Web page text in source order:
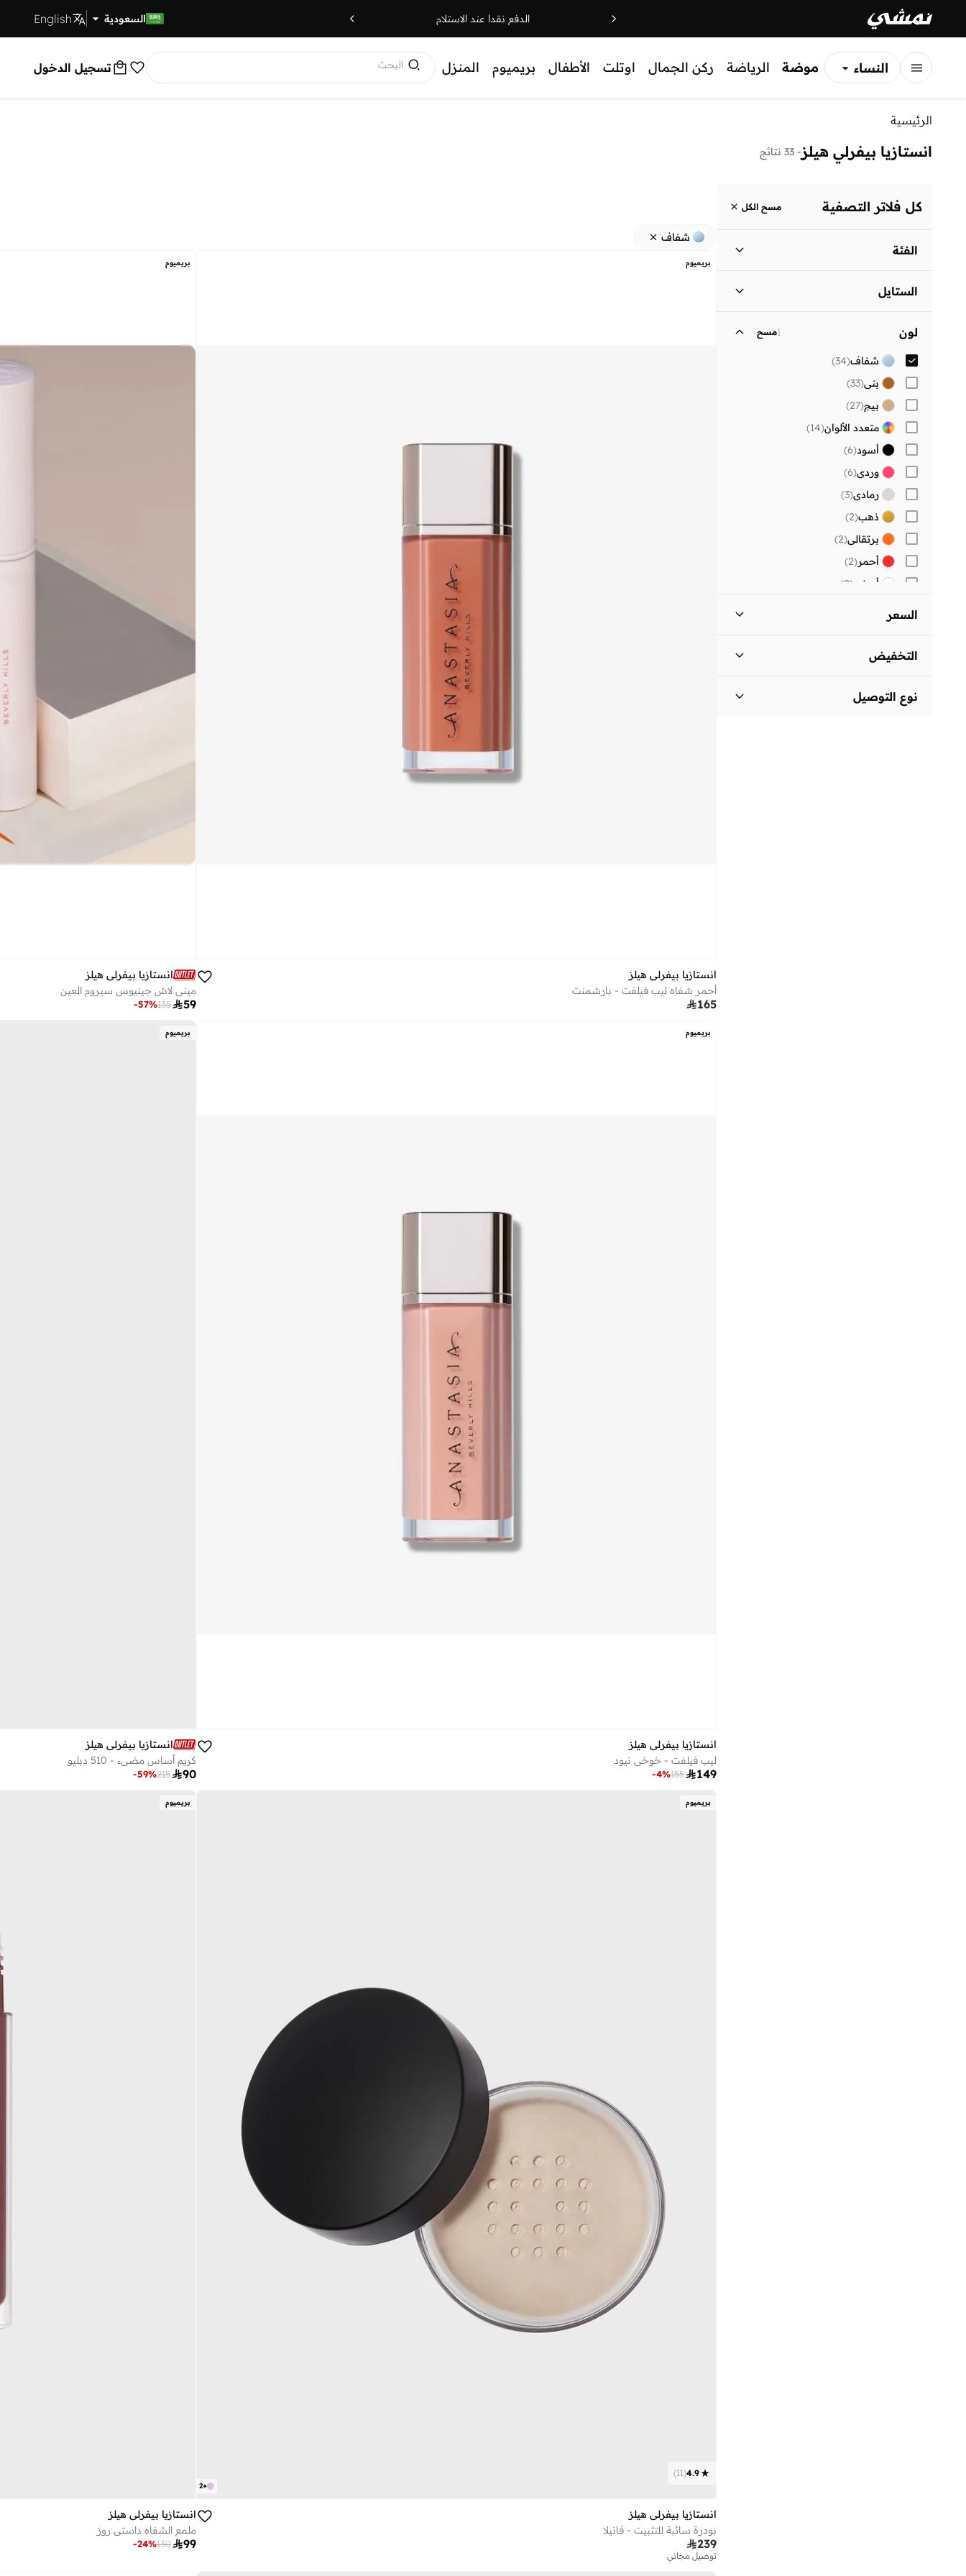
الدفع نقدا عند الاستلام توصيل سريع السعودية English
النساء
موضة الرياضة ركن الجمال اوتلت الأطفال بريميوم المنزل البحث تسجيل الدخول
الرئيسية
انستازيا بيفرلي هيلز‎- 33 نتائج
كل فلاتر التصفية مسح الكل
الفئة
نساء
الستايل
لون 1مسح
شفاف(
34
)
بني(
33
)
بيج(
27
)
متعدد الألوان(
14
)
أسود(
6
)
وردي(
6
)
رمادي(
3
)
ذهب(
2
)
برتقالي(
2
)
أحمر(
2
)
أبيض (
2
)
السعر

التخفيض
المنتجات غير المخفضة فقط
نوع التوصيل
شفاف
بريميوم
انستازيا بيفرلي هيلز‎
أحمر شفاه ليب فيلفت - بارشمنت
165
بريميوم
انستازيا بيفرلي هيلز‎
ميني لاش جينيوس سيروم العين
59
135
-57%
بريميوم
انستازيا بيفرلي هيلز‎
ليب فيلفت - خوخي نيود
149
155
-4%
بريميوم
انستازيا بيفرلي هيلز‎
كريم أساس مضيء - 510 دبليو
90
215
-59%
بريميوم
+
2
4.9
(
11
)
انستازيا بيفرلي هيلز‎
بودرة سائبة للتثبيت - فانيلا
239
توصيل مجاني
بريميوم
انستازيا بيفرلي هيلز‎
ملمع الشفاه داستي روز
99
130
-24%